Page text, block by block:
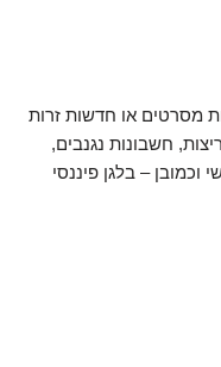
מסרטים או חדשות זרות
חשבונות נגנבים,
– בלגן פיננסי